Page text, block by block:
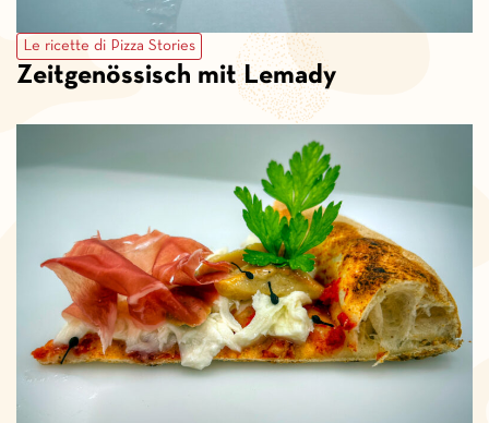
Le ricette di Pizza Stories
Zeitgenössisch mit Lemady